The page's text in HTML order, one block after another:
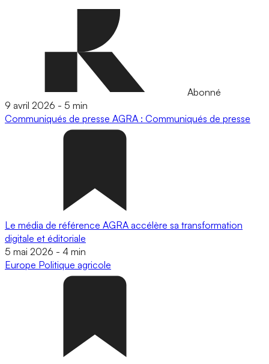
Abonné
9 avril 2026 - 5 min
Communiqués de presse AGRA : Communiqués de presse
Le média de référence AGRA accélère sa transformation
digitale et éditoriale
5 mai 2026 - 4 min
Europe Politique agricole